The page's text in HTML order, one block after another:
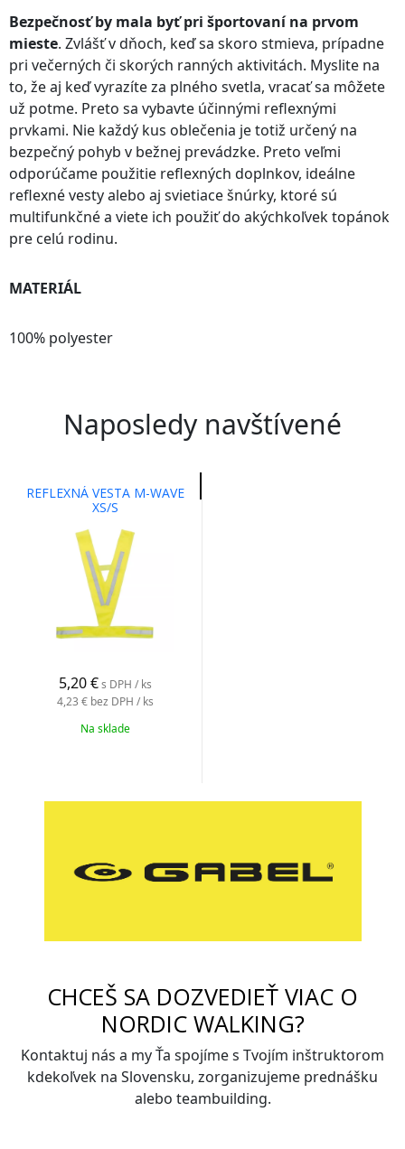
Bezpečnosť by mala byť pri športovaní na prvom
mieste. Zvlášť v dňoch, keď sa skoro stmieva, prípadne
pri večerných či skorých ranných aktivitách. Myslite na
to, že aj keď vyrazíte za plného svetla, vracať sa môžete
už potme. Preto sa vybavte účinnými reflexnými
prvkami. Nie každý kus oblečenia je totiž určený na
bezpečný pohyb v bežnej prevádzke. Preto veľmi
odporúčame použitie reflexných doplnkov, ideálne
reflexné vesty alebo aj svietiace šnúrky, ktoré sú
multifunkčné a viete ich použiť do akýchkoľvek topánok
pre celú rodinu.
MATERIÁL
100% polyester
Naposledy navštívené
REFLEXNÁ VESTA M-WAVE
XS/S
5,20 €s DPH / ks
4,23 € bez DPH / ks
Na sklade
CHCEŠ SA DOZVEDIEŤ VIAC O
NORDIC WALKING?
Kontaktuj nás a my Ťa spojíme s Tvojím inštruktorom
kdekoľvek na Slovensku, zorganizujeme prednášku
alebo teambuilding.